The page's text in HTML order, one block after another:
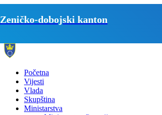
Zeničko-dobojski kanton
Početna
Vijesti
Vlada
Skupština
Ministarstva